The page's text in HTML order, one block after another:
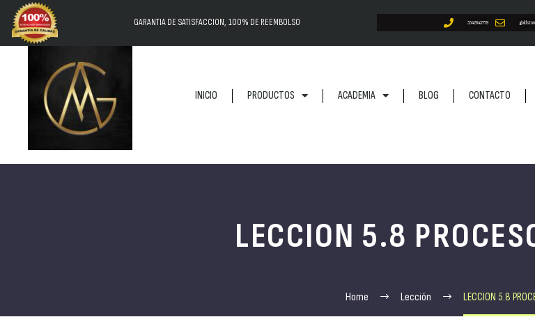
GARANTIA DE SATISFACCION, 100% DE REEMBOLSO 5542645779
INICIO PRODUCTOS ACADEMIA BLOG CONTACTO
LECCION 5.8
Home Lección LECCION 5.8